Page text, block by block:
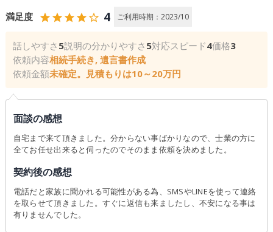
満足度 star star star star star_outline 4 ご利用時期：2023/10
話しやすさ 5説明の分かりやすさ 5対応スピード4価格3
依頼内容相続手続き, 遺言書作成
依頼金額未確定。見積もりは10～20万円
面談の感想
自宅まで来て頂きました。分からない事ばかりなので、士業の方に
全てお任せ出来ると伺ったのでそのまま依頼を決めました。
契約後の感想
電話だと家族に聞かれる可能性がある為、SMSやLINEを使って連絡
を取らせて頂きました。すぐに返信も来ましたし、不安になる事は
有りませんでした。